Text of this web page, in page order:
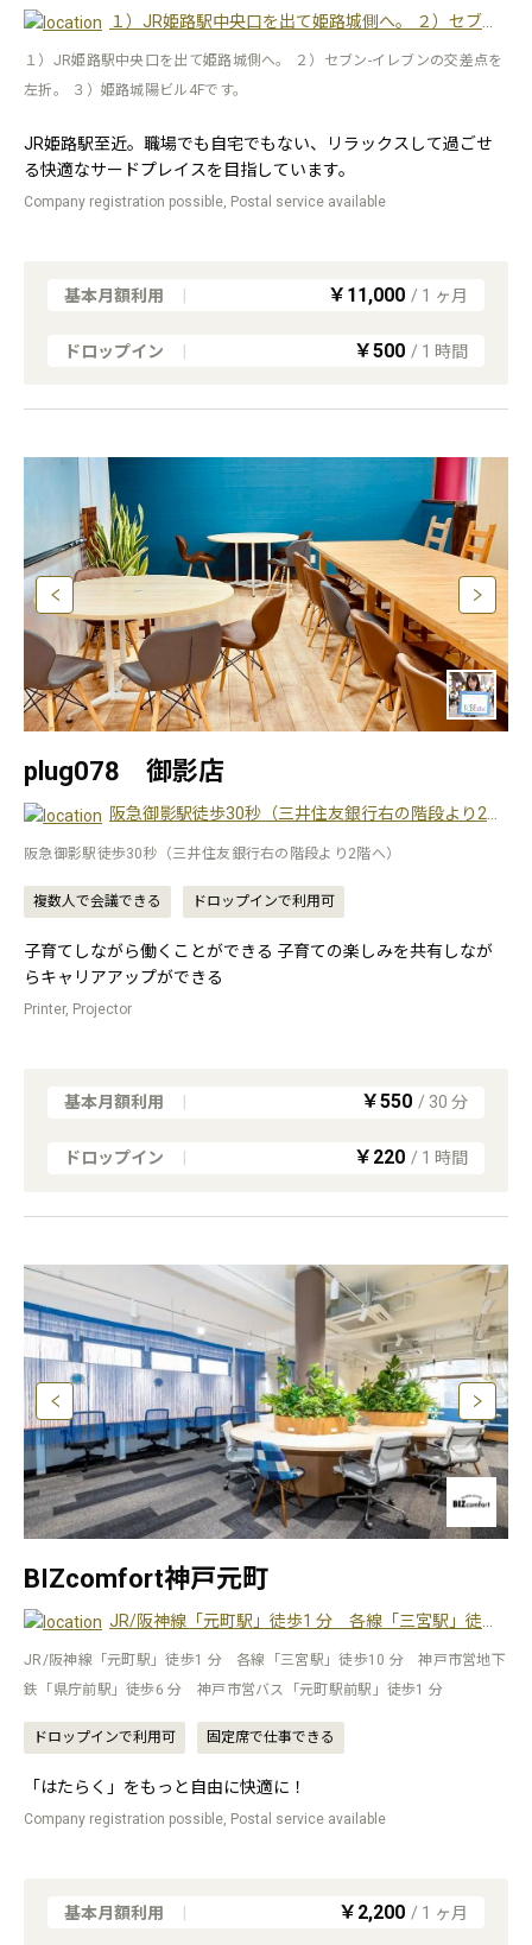
１）JR姫路駅中央口を出て姫路城側へ。 ２）セブン-イレブンの交差点を左折。 ３）姫路城陽ビル4Fです。
１）JR姫路駅中央口を出て姫路城側へ。 ２）セブン-イレブンの交差点を
左折。 ３）姫路城陽ビル4Fです。
JR姫路駅至近。職場でも自宅でもない、リラックスして過ごせ
る快適なサードプレイスを目指しています。
Company registration possible, Postal service available
基本月額利用 ￥11,000 / 1 ヶ月
ドロップイン ￥500 / 1 時間
plug078 御影店
阪急御影駅徒歩30秒（三井住友銀行右の階段より2階へ）
阪急御影駅徒歩30秒（三井住友銀行右の階段より2階へ）
複数人で会議できる ドロップインで利用可
子育てしながら働くことができる 子育ての楽しみを共有しなが
らキャリアアップができる
Printer, Projector
基本月額利用 ￥550 / 30 分
ドロップイン ￥220 / 1 時間
BIZcomfort神戸元町
JR/阪神線「元町駅」徒歩1 分 各線「三宮駅」徒歩10 分 神戸市営地下鉄「県庁前駅」徒歩6 分 神戸市営バス「元町駅前駅」徒歩1 分
JR/阪神線「元町駅」徒歩1 分 各線「三宮駅」徒歩10 分 神戸市営地下
鉄「県庁前駅」徒歩6 分 神戸市営バス「元町駅前駅」徒歩1 分
ドロップインで利用可 固定席で仕事できる
「はたらく」をもっと自由に快適に！
Company registration possible, Postal service available
基本月額利用 | ￥2,200 / 1 ヶ月